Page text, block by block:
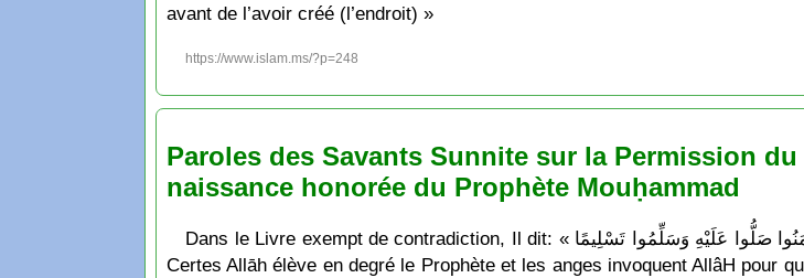
avant de l’avoir créé (l’endroit) »
https://www.islam.ms/?p=248
Paroles des Savants Sunnite sur la Permission
naissance honorée du Prophète Mouḥammad
Dans le Livre exempt de contradiction, Il dit: « إِنَّ اللهَ وَمَلائِكَتَهُ يُصَلُّونَ عَلَى النَّبِيِّ يَا أَيُّهَا الَّذِينَ ءامَنُوا صَلُّوا عَلَيْهِ وَسَلِّمُوا تَسْلِيمًا » qui signifie: «
Certes Allāh élève en degré le Prophète et les anges invoquent AllâH pour